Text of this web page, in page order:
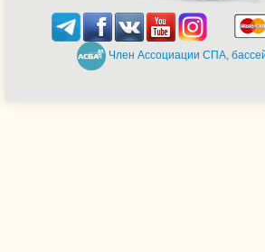
Член Ассоциации СПА,